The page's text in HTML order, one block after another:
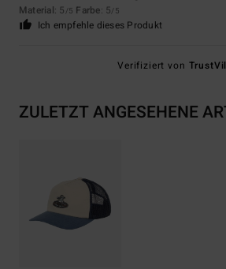
Material: 5 /5 Farbe: 5/5
Ich empfehle dieses Produkt
Verifiziert von
ZULETZT ANGESEHENE